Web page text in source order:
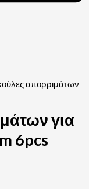
απορριμάτων
για
6pcs